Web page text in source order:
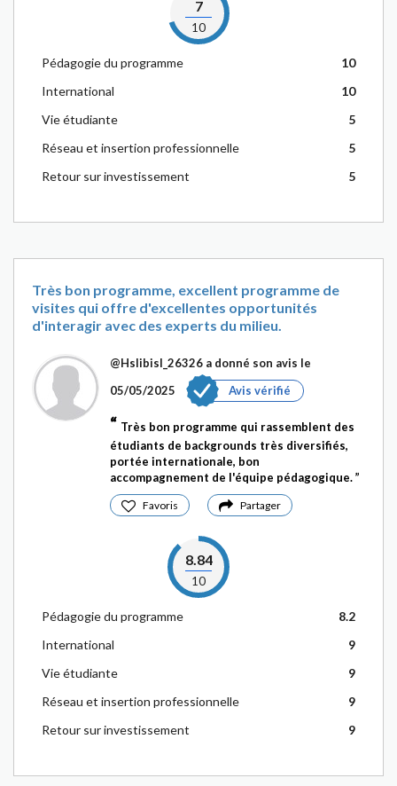
7
10
Pédagogie du programme
10
International
10
Vie étudiante
5
Réseau et insertion professionnelle
5
Retour sur investissement
5
Très bon programme, excellent programme de
visites qui offre d'excellentes opportunités
d'interagir avec des experts du milieu.
@Hslibisl_26326 a donné son avis le
05/05/2025
Avis vérifié
Très bon programme qui rassemblent des
étudiants de backgrounds très diversifiés,
portée internationale, bon
accompagnement de l'équipe pédagogique.
Favoris Partager
8.84
10
Pédagogie du programme
8.2
International
9
Vie étudiante
9
Réseau et insertion professionnelle
9
Retour sur investissement
9